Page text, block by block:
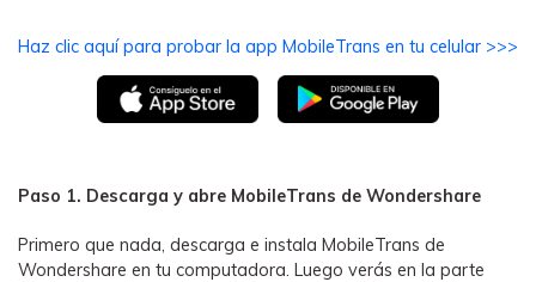
Welastseen
WeLastseen te tiene al tanto de todo en
WhatsApp.
Haz clic aquí para probar la app MobileTrans en tu celular >>>
Paso 1. Descarga y abre MobileTrans de Wondershare
Primero que nada, descarga e instala MobileTrans de
Wondershare en tu computadora. Luego verás en la parte